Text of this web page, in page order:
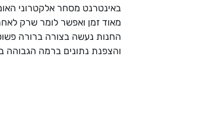
באינטרנט מסחר אלקטרוני
מאוד זמן ואפשר לומר שרק
החנות נעשה בצורה ברורה
והצפנת נתונים ברמה הגבוהה